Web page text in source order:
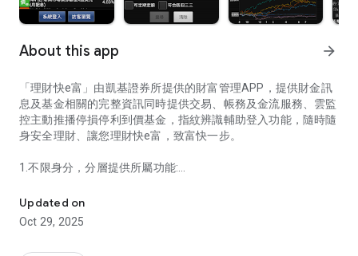
About this app arrow_forward
「理財快e富」由凱基證券所提供的財富管理APP，提供財金訊
息及基金相關的完整資訊同時提供交易、帳務及金流服務、雲監
控主動推播停損停利到價基金，指紋辨識輔助登入功能，隨時隨
身安全理財、讓您理財快e富，致富快一步。
1.不限身分，分層提供所屬功能:
2.指紋辨識，投資安全確保隱私:
資產管理更安全、隱密，IOS及Android皆提供指紋辨識登入
3.掌握脈動，投資建議同步趨勢:
Updated on
Oct 29, 2025